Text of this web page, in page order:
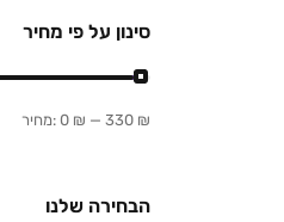
סינון על פי מחיר
מחיר: 0 ₪ — 330 ₪
הבחירה שלנו